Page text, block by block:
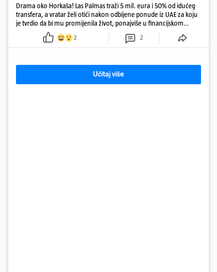
Drama oko Horkaša! Las Palmas traži 5 mil. eura i 50% od idućeg
transfera, a vratar želi otići nakon odbijene ponude iz UAE za koju
je tvrdio da bi mu promijenila život, ponajviše u financijskom
2 2
Učitaj više